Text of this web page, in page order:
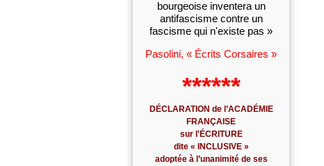
bourgeoise inventera un
antifascisme contre un
fascisme qui n'existe pas »
Pasolini, « Écrits Corsaires »
******
DÉCLARATION de l’ACADÉMIE
FRANÇAISE
sur l'ÉCRITURE
dite « INCLUSIVE »
adoptée à l’unanimité de ses